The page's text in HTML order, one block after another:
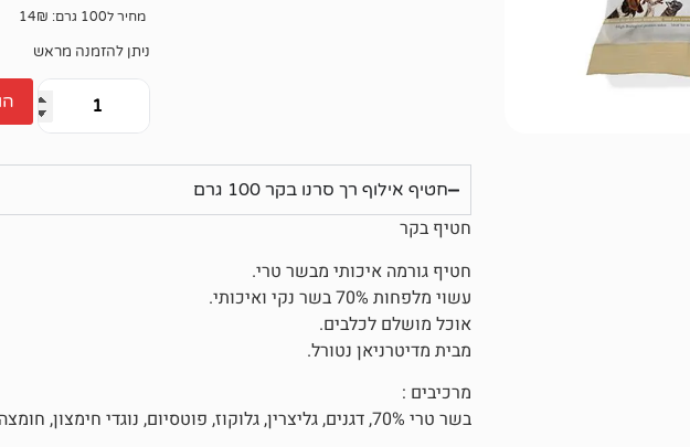
מחיר ל100 גרם: 14₪
ניתן להזמנה מראש
חטיף אילוף רך סרנו בקר 100 גרם
חטיף בקר
חטיף גורמה איכותי מבשר טרי.
עשוי מלפחות 70% בשר נקי ואיכותי.
אוכל מושלם לכלבים.
מבית מדיטרניאן נטורל.
מרכיבים :
בשר טרי 70%, דגנים, גליצרין, גלוקוז, פוטסיום, נוגדי חימצון, חומצה ציטרית, שמן אורגנו.